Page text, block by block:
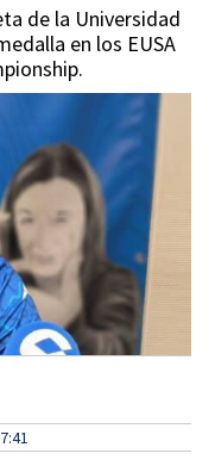
de la Universidad
en los EUSA